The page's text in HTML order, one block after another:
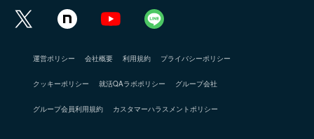
運営ポリシー 会社概要 利用規約 プライバシーポリシー
クッキーポリシー 就活QAラボポリシー グループ会社
グループ会員利用規約 カスタマーハラスメントポリシー